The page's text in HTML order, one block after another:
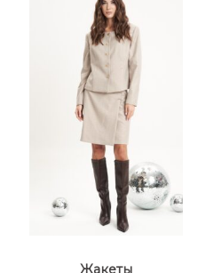
Жакеты